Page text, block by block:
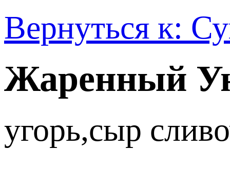
Вернуться к:
Жаренный
угорь,сыр